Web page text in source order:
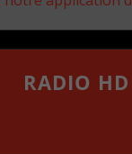
RADIO HD